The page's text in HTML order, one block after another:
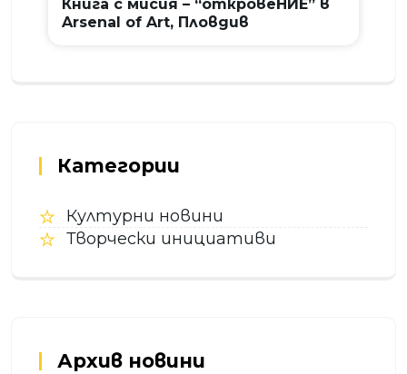
Книга с мисия – “откровеНИЕ” в
Arsenal of Art, Пловдив
Категории
Културни новини
Творчески инициативи
Архив новини